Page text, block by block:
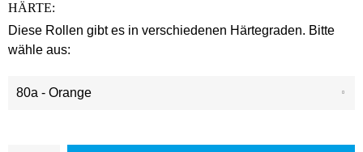
HÄRTE:
Diese Rollen gibt es in verschiedenen Härtegraden. Bitte
wähle aus: